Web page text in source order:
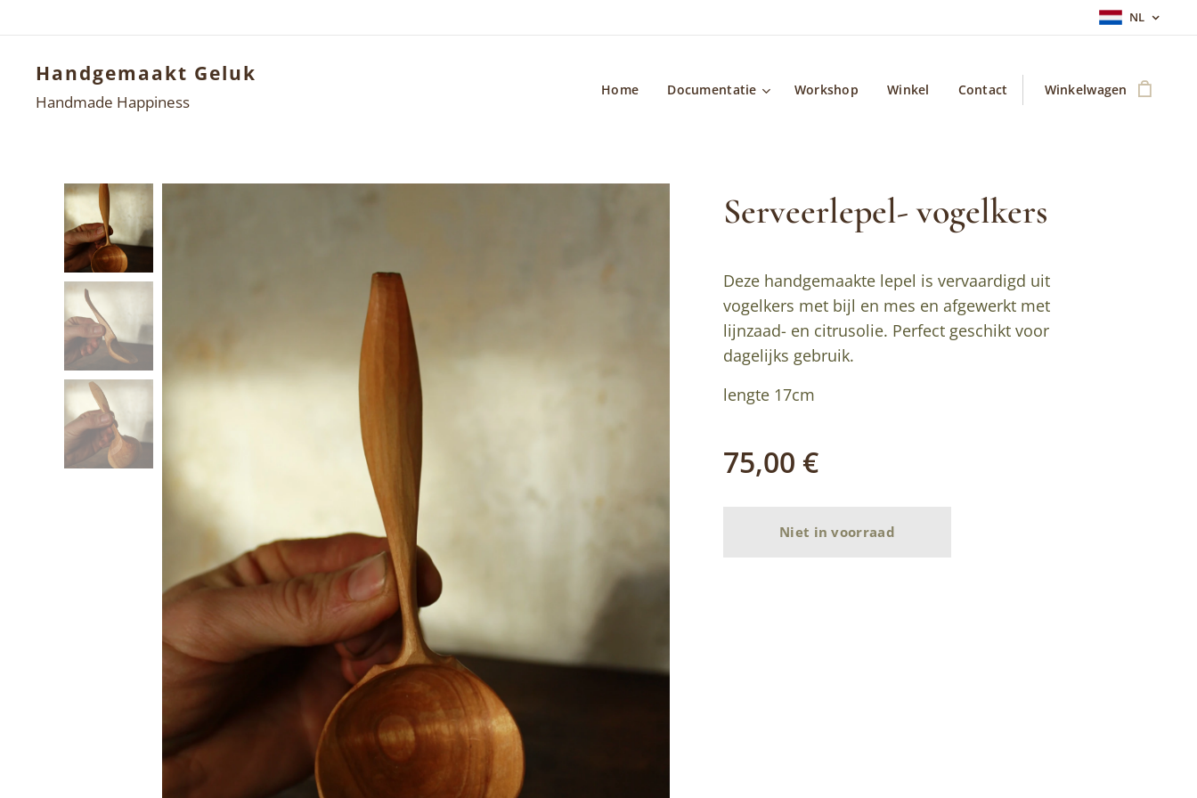
NL
Handgemaakt Geluk
Handmade Happiness
Home Documentatie Workshop Winkel Contact Winkelwagen
Serveerlepel- vogelkers
Deze handgemaakte lepel is vervaardigd uit
vogelkers met bijl en mes en afgewerkt met
lijnzaad- en citrusolie. Perfect geschikt voor
dagelijks gebruik.
lengte 17cm
75,00 €
Niet in voorraad